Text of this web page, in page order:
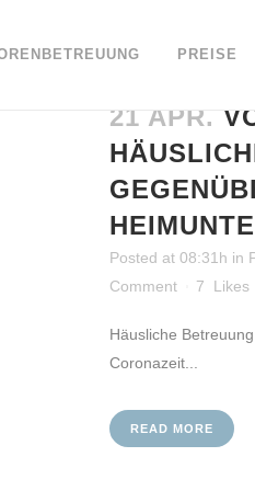
PREISE
21 APR.
Posted at 08:31h in
Comment
7 Likes
Häusliche
Coronazeit...
READ MORE